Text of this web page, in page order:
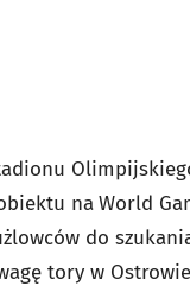
naWorld
do
tory w